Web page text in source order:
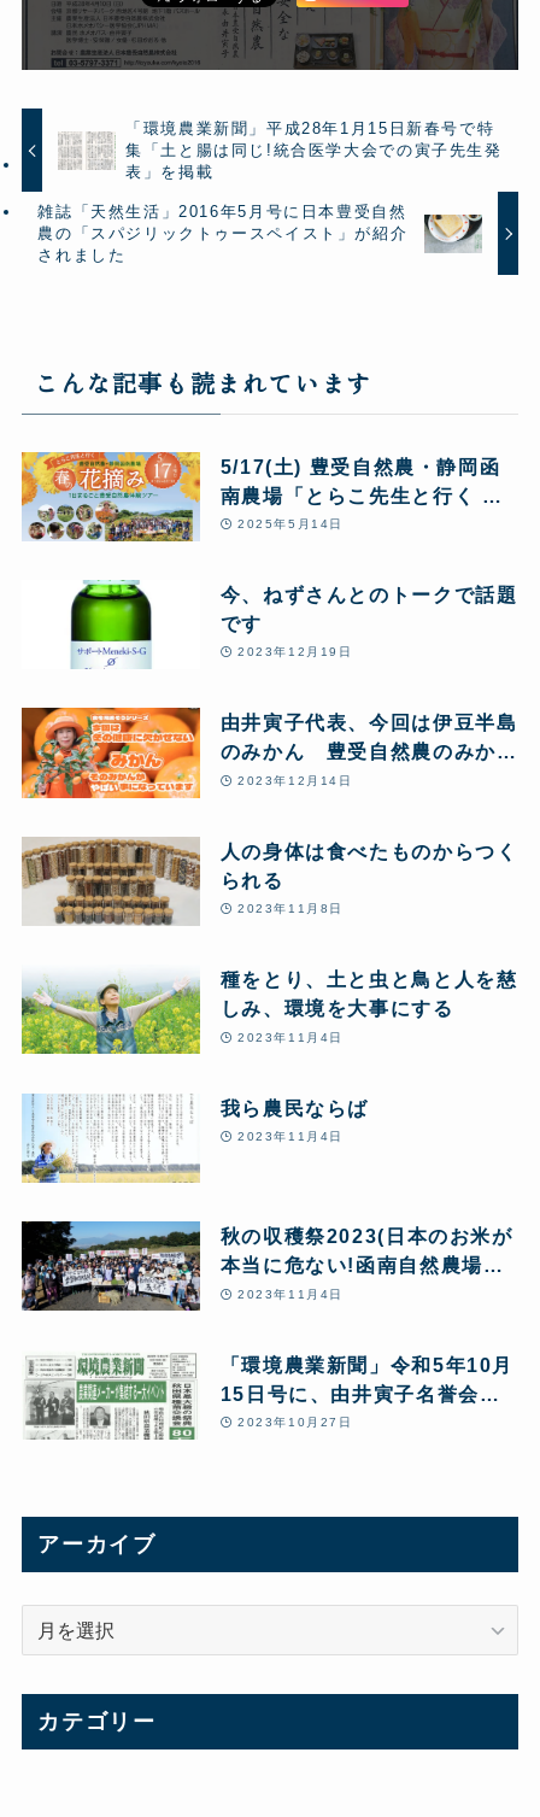
「環境農業新聞」平成28年1月15日新春号で特
集「土と腸は同じ!統合医学大会での寅子先生発
表」を掲載
雑誌「天然生活」2016年5月号に日本豊受自然
農の「スパジリックトゥースペイスト」が紹介
されました
こんな記事も読まれています
5/17(土) 豊受自然農・静岡函
南農場「とらこ先生と行く 春
の花摘みツアー」1日まるごと
2025年5月14日
今、ねずさんとのトークで話題
です
2023年12月19日
由井寅子代表、今回は伊豆半島
のみかん 豊受自然農のみかん
農場からお送りします♪
2023年12月14日
人の身体は食べたものからつく
られる
2023年11月8日
種をとり、土と虫と鳥と人を慈
しみ、環境を大事にする
2023年11月4日
我ら農民ならば
2023年11月4日
秋の収穫祭2023(日本のお米が
本当に危ない!函南自然農場か
ら緊急アピールを行いました)
2023年11月4日
「環境農業新聞」令和5年10月
15日号に、由井寅子名誉会長
の「改めて問う!あきたこまち
2023年10月27日
アーカイブ
ブ
カテゴリー